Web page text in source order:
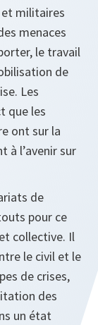
militaires
menaces
le travail
de
Les
que les
ont sur la
à l’avenir sur
de
pour ce
collective. Il
le civil et le
de crises,
des
un état